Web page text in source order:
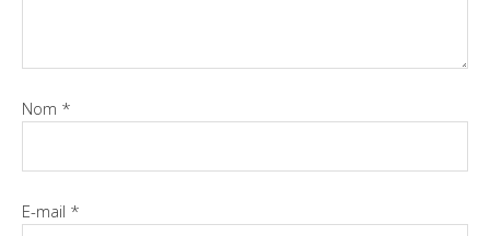
Nom *
E-mail *